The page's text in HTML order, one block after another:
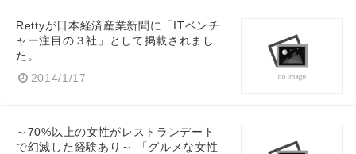
Rettyが日本経済産業新聞に「ITベンチ
ャー注目の３社」として掲載されまし
た。
2014/1/17
～70%以上の女性がレストランデート
で幻滅した経験あり～ 「グルメな女性